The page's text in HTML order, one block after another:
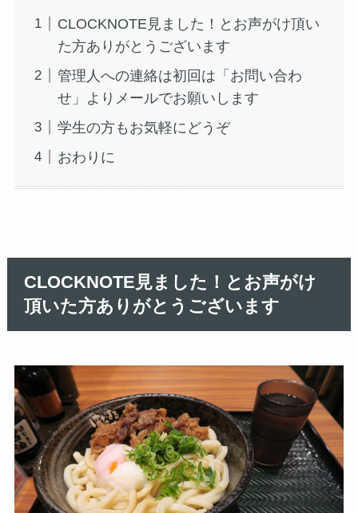
CLOCKNOTE見ました！とお声がけ頂い
た方ありがとうございます
管理人への連絡は初回は「お問い合わ
せ」よりメールでお願いします
学生の方もお気軽にどうぞ
おわりに
CLOCKNOTE見ました！とお声がけ
頂いた方ありがとうございます